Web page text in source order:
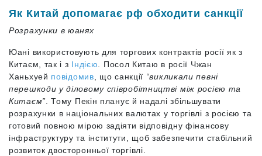
Як Китай допомагає рф обходити санкції
Розрахунки в юанях
Юані використовують для торгових контрактів росії як з
Китаєм, так і з Індією. Посол Китаю в росії Чжан
Ханьхуей повідомив, що санкції “викликали певні
перешкоди у діловому співробітництві між росією та
Китаєм”. Тому Пекін планує й надалі збільшувати
розрахунки в національних валютах у торгівлі з росією та
готовий повною мірою задіяти відповідну фінансову
інфраструктуру та інститути, щоб забезпечити стабільний
розвиток двосторонньої торгівлі.